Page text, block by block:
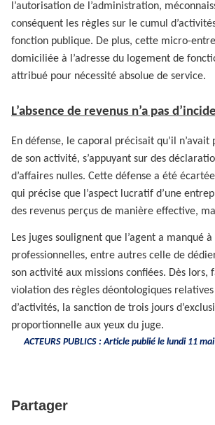
l’autorisation de l’administration,
conséquent les règles sur le cumul
fonction publique. De plus, cette micro-
domiciliée à l’adresse du logement de
attribué pour nécessité absolue de service.
L’absence de revenus n’a pas
En défense, le caporal précisait qu’il n’avait
de son activité, s’appuyant sur des
d’affaires nulles. Cette défense a été
qui précise que l’aspect lucratif d’une
des revenus perçus de manière effective,
Les juges soulignent que l’agent a manqué
professionnelles, entre autres celle de
son activité aux missions confiées. Dès lors,
violation des règles déontologiques relatives
d’activités, la sanction de trois jours
proportionnelle aux yeux du juge.
ACTEURS PUBLICS : Article publié le lundi 11
Partager